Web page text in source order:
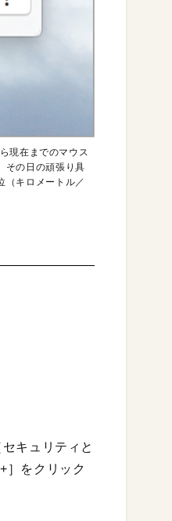
現在までのマウス
その日の頑張り具
（キロメートル／
キュリティと
］をクリック